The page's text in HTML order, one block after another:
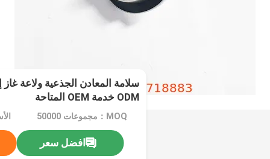
سلامة المعادن الجذعية ولاعة
ODM خدمة OEM المتاحة
MOQ：مجموعات 50000
افضل سعر